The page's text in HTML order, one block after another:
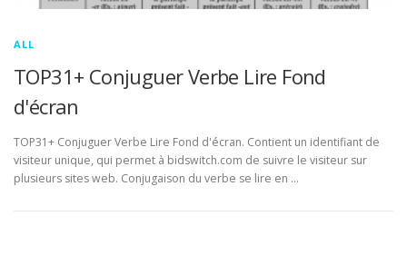
ALL
TOP31+ Conjuguer Verbe Lire Fond
d'écran
TOP31+ Conjuguer Verbe Lire Fond d'écran. Contient un identifiant de
visiteur unique, qui permet à bidswitch.com de suivre le visiteur sur
plusieurs sites web. Conjugaison du verbe se lire en …